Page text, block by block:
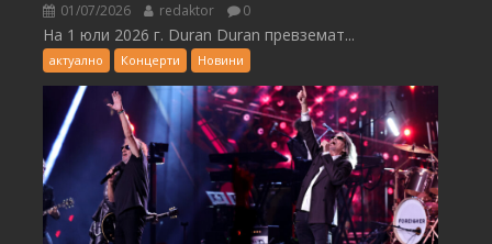
01/07/2026 redaktor 0
На 1 юли 2026 г. Duran Duran превземат...
актуално Концерти Новини